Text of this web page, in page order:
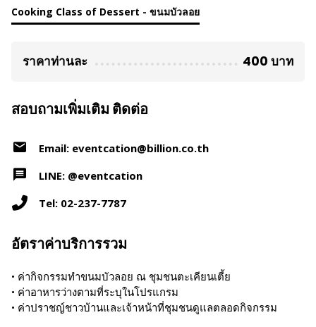
Cooking Class of Dessert - ขนมบัวลอย
ราคาท่านละ 400 บาท
สอบถามเพิ่มเติม ติดต่อ
Email: eventcation@billion.co.th
LINE: @eventcation
Tel: 02-237-7787
อัตราค่าบริการรวม
• ค่ากิจกรรมทำขนมบัวลอย ณ ชุมชนตะเคียนเตี้ย
• ค่าอาหารว่างตามที่ระบุในโปรแกรม
• ค่าปราชญ์ชาวบ้านและเจ้าหน้าที่ชุมชนดูแลตลอดกิจกรรม